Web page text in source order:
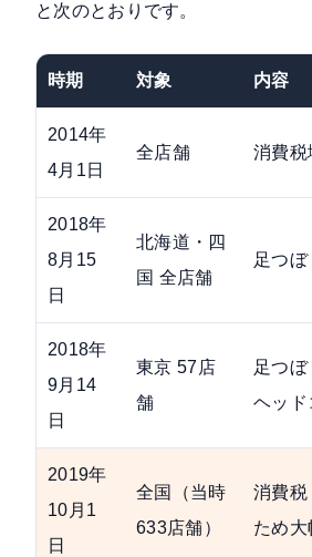
と次のとおりです。
時期 対象 内容
2014年
4月1日
全店舗 消費
2018年
8月15
日
北海道・四
国 全店舗
足つ
2018年
9月14
日
東京 57店
舗
足つ
ヘッド
2019年
10月1
日
全国（当時
633店舗）
消費
ため